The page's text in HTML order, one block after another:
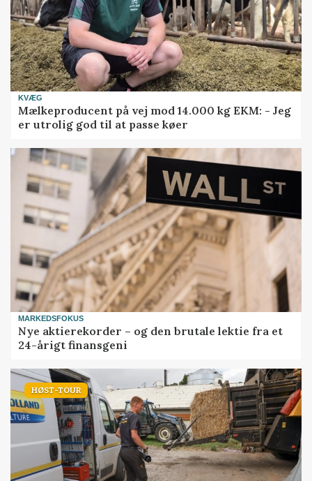
KVÆG
Mælkeproducent på vej mod 14.000 kg EKM: - Jeg
er utrolig god til at passe køer
MARKEDSFOKUS
Nye aktierekorder – og den brutale lektie fra et
24-årigt finansgeni
HØST-TOUR